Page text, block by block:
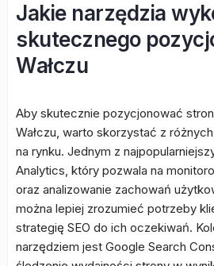
Jakie narzędzia
skutecznego
Wałczu
Aby skutecznie pozycjonować
Wałczu, warto skorzystać z
na rynku. Jednym z
Analytics, który pozwala na
oraz analizowanie zachowań
można lepiej zrozumieć potrzeby
strategię SEO do ich oczekiwań.
narzędziem jest Google Search